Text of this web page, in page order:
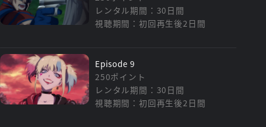
レンタル期間：30日間
視聴期間：初回再生後2日間
Episode 9
250ポイント
レンタル期間：30日間
視聴期間：初回再生後2日間